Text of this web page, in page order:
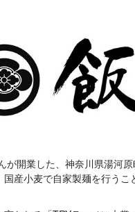
開業した、神奈川県湯河原
産小麦で自家製麺を行う